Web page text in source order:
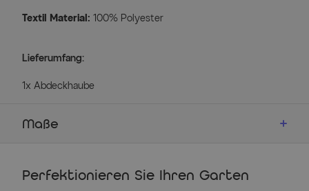
Textil Material: 100% Polyester
Lieferumfang:
1x Abdeckhaube
Maße
Farbe: dunkelgrün
Perfektionieren Sie Ihren Garten